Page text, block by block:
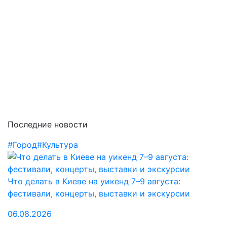
Последние новости
#Город#Культура
Что делать в Киеве на уикенд 7–9 августа:
фестивали, концерты, выставки и экскурсии
06.08.2026